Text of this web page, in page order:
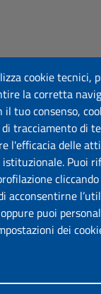
cookie tecnici,
la corretta
il tuo consenso,
tracciamento di
l'efficacia delle
Puoi
acconsentirne
puoi
dei
di Architettura,
di Sassari
– Piazza Duomo,